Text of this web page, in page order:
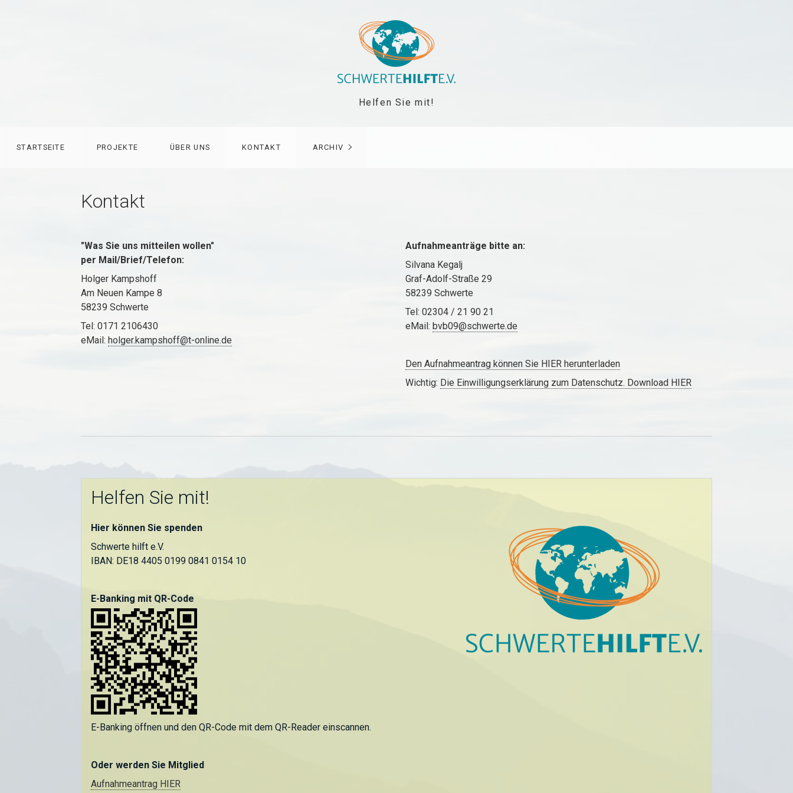
Helfen Sie mit!
STARTSEITE PROJEKTE ÜBER UNS KONTAKT ARCHIV
Kontakt
"Was Sie uns mitteilen wollen"
per Mail/Brief/Telefon:
Holger Kampshoff
Am Neuen Kampe 8
58239 Schwerte
Tel: 0171 2106430
eMail: holger.kampshoff@t-online.de
Aufnahmeanträge bitte an:
Silvana Kegalj
Graf-Adolf-Straße 29
58239 Schwerte
Tel: 02304 / 21 90 21
eMail: bvb09@schwerte.de
Den Aufnahmeantrag können Sie HIER herunterladen
Wichtig: Die Einwilligungserklärung zum Datenschutz. Download HIER
Helfen Sie mit!
Hier können Sie spenden
Schwerte hilft e.V.
IBAN: DE18 4405 0199 0841 0154 10
E-Banking mit QR-Code
E-Banking öffnen und den QR-Code mit dem QR-Reader einscannen.
Oder werden Sie Mitglied
Aufnahmeantrag HIER